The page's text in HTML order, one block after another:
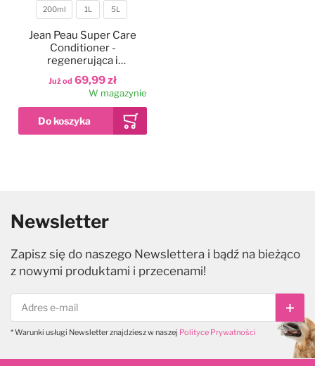
Pojemność
200ml 1L 5L
Już od 69,99 zł
Jean Peau Super Care
Conditioner -
regenerująca i
wygładzająca odżywka
ułatwiająca
rozczesywanie sierści,
koncentrat 1:4
W magazynie
Newsletter
Zapisz się do naszego Newslettera i bądź na bieżąco
z nowymi produktami i przecenami!
* Warunki usługi Newsletter znajdziesz w naszej Polityce Prywatności